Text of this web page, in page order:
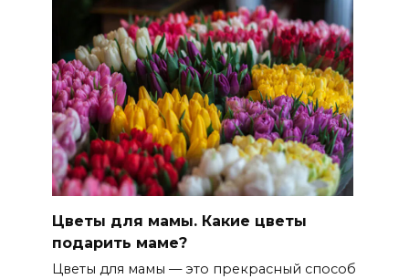
Цветы для мамы. Какие цветы
подарить маме?
Цветы для мамы — это прекрасный способ